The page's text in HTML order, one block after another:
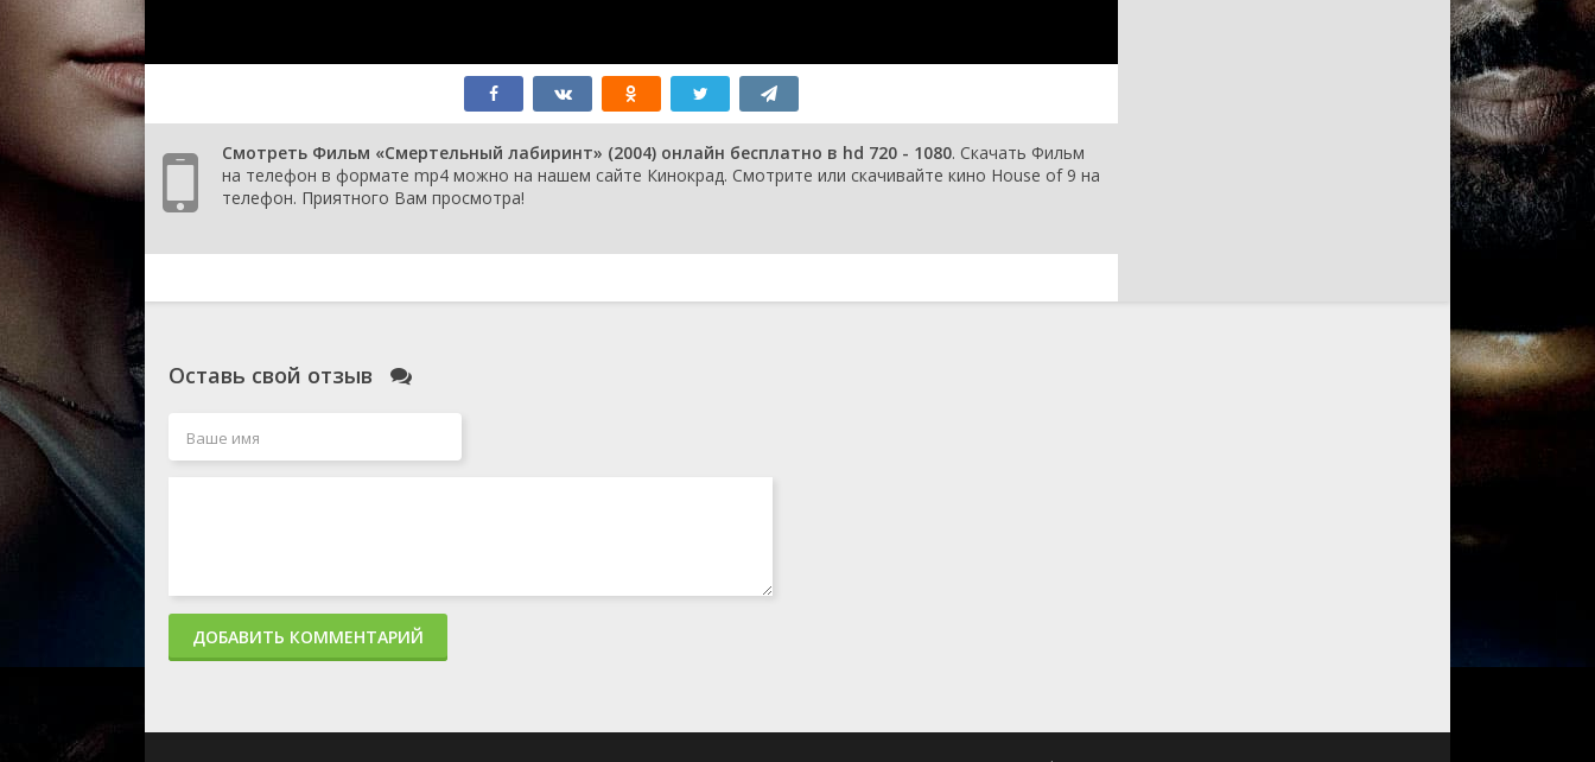
Смотреть Фильм «Смертельный лабиринт» (2004) онлайн бесплатно в hd 720 - 1080. Скачать Фильм
на телефон в формате mp4 можно на нашем сайте Кинокрад. Смотрите или скачивайте кино House of 9 на
телефон. Приятного Вам просмотра!
Оставь свой отзыв
ДОБАВИТЬ КОММЕНТАРИЙ